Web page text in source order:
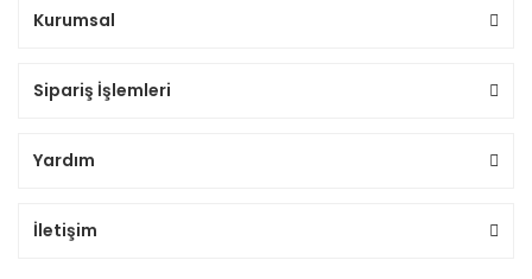
Kurumsal
Sipariş İşlemleri
Yardım
İletişim